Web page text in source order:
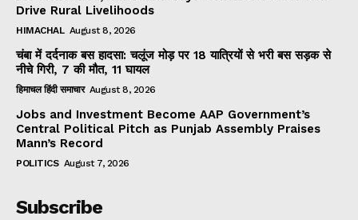
Drive Rural Livelihoods
HIMACHAL August 8, 2026
चंबा में दर्दनाक बस हादसा: चलूंज मोड़ पर 18 यात्रियों से भरी बस सड़क से
नीचे गिरी, 7 की मौत, 11 घायल
हिमाचल हिंदी समाचार August 8, 2026
Jobs and Investment Become AAP Government’s
Central Political Pitch as Punjab Assembly Praises
Mann’s Record
POLITICS August 7, 2026
Subscribe